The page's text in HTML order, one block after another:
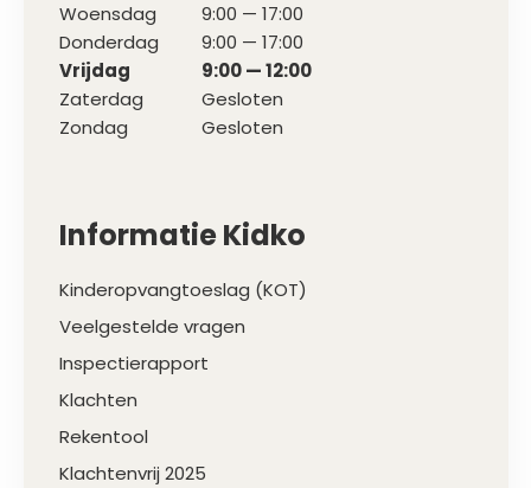
Woensdag
9:00 — 17:00
Donderdag
9:00 — 17:00
Vrijdag
9:00 — 12:00
Zaterdag
Gesloten
Zondag
Gesloten
Informatie Kidko
Kinderopvangtoeslag (KOT)
Veelgestelde vragen
Inspectierapport
Klachten
Rekentool
Klachtenvrij 2025